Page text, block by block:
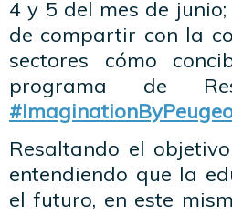
4 y 5 del mes de
de compartir con la
sectores cómo
programa de
Resaltando el
entendiendo que la
el futuro, en este